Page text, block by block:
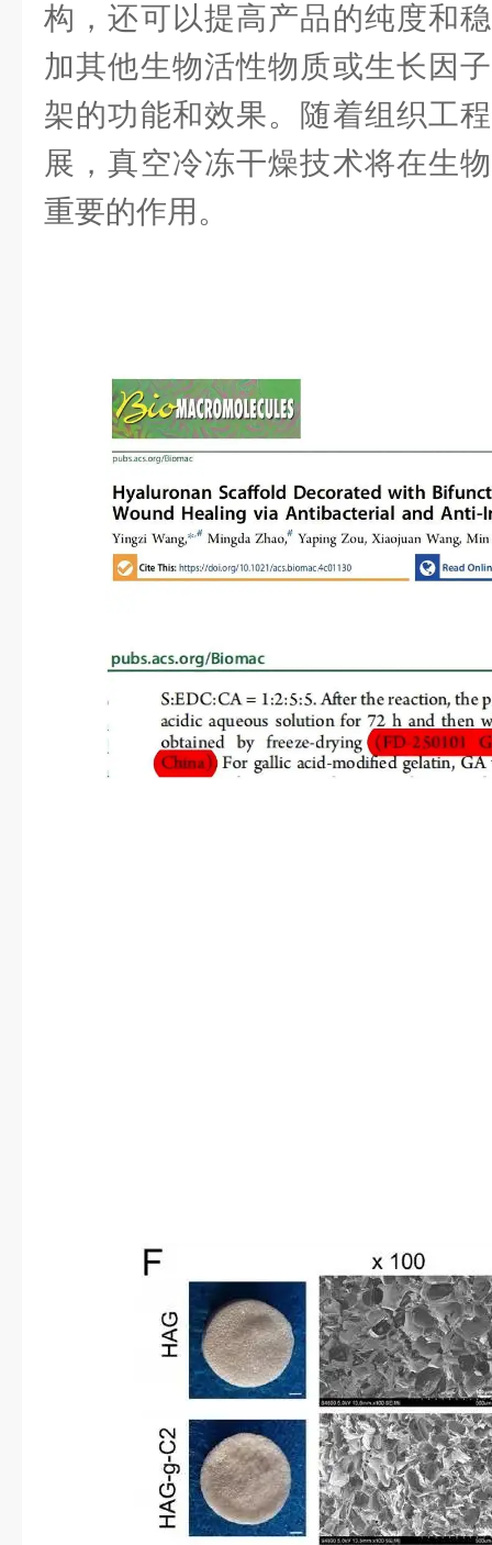
构，还可以提高产品的纯度和
加其他生物活性物质或生长因
架的功能和效果。随着组织工
展，真空冷冻干燥技术将在生
重要的作用。